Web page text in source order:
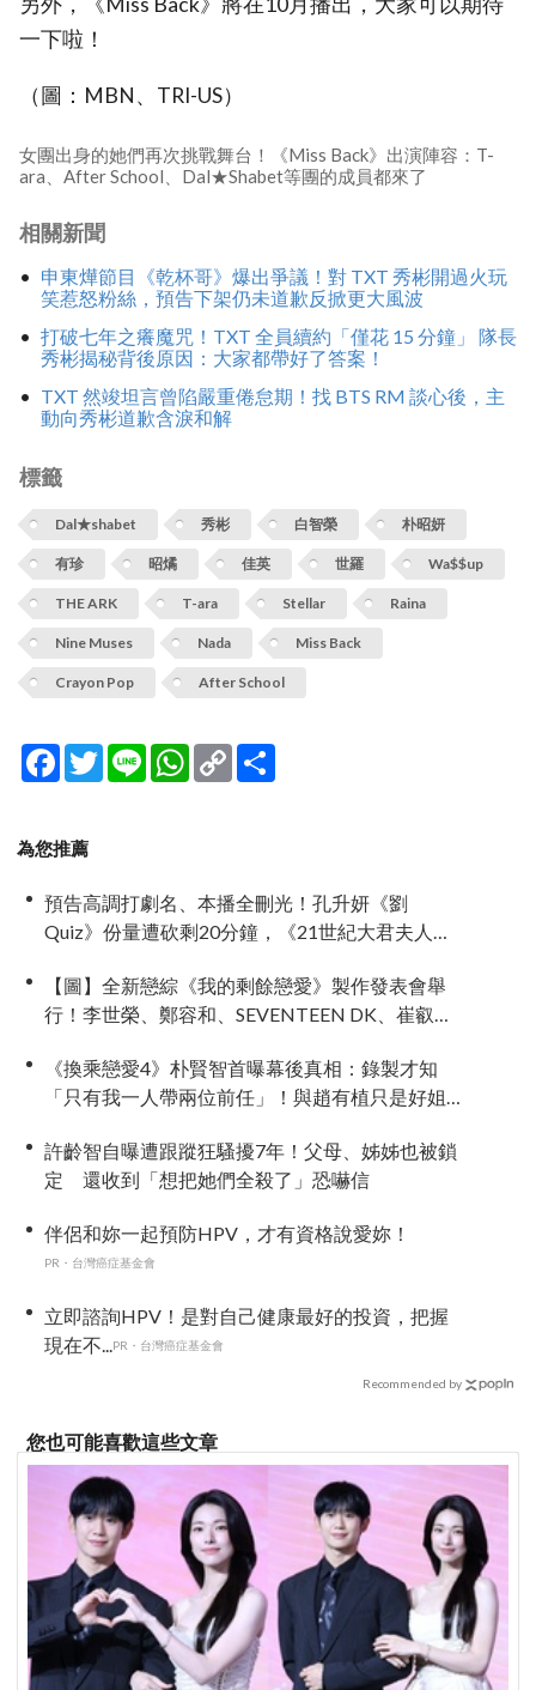
一下啦！
（圖：MBN、TRI-US）
女團出身的她們再次挑戰舞台！《Miss Back》出演陣容：T-
ara、After School、Dal★Shabet等團的成員都來了
相關新聞
申東燁節目《乾杯哥》爆出爭議！對 TXT 秀彬開過火玩
笑惹怒粉絲，預告下架仍未道歉反掀更大風波
打破七年之癢魔咒！TXT 全員續約「僅花 15 分鐘」 隊長
秀彬揭秘背後原因：大家都帶好了答案！
TXT 然竣坦言曾陷嚴重倦怠期！找 BTS RM 談心後，主
動向秀彬道歉含淚和解
標籤
Dal★shabet 秀彬 白智榮 朴昭妍
有珍 昭燏 佳英 世羅 Wa$$up
THE ARK T-ara Stellar Raina
Nine Muses Nada Miss Back
Crayon Pop After School
Facebook
TwitterLine WhatsApp
Copy
Link
為您推薦
預告高調打劇名、本播全刪光！孔升妍《劉
Quiz》份量遭砍剩20分鐘，《21世紀大君夫人》
【圖】全新戀綜《我的剩餘戀愛》製作發表會舉
行！李世榮、鄭容和、SEVENTEEN DK、崔叡娜
《換乘戀愛4》朴賢智首曝幕後真相：錄製才知
「只有我一人帶兩位前任」！與趙有植只是好姐
許齡智自曝遭跟蹤狂騷擾7年！父母、姊姊也被鎖
定 還收到「想把她們全殺了」恐嚇信
伴侶和妳一起預防HPV，才有資格說愛妳！
PR・台灣癌症基金會
立即諮詢HPV！是對自己健康最好的投資，把握
現在不...PR・台灣癌症基金會
Recommended by
您也可能喜歡這些文章